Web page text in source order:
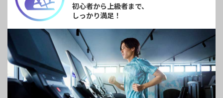
初心者から上級者まで、
しっかり満足！